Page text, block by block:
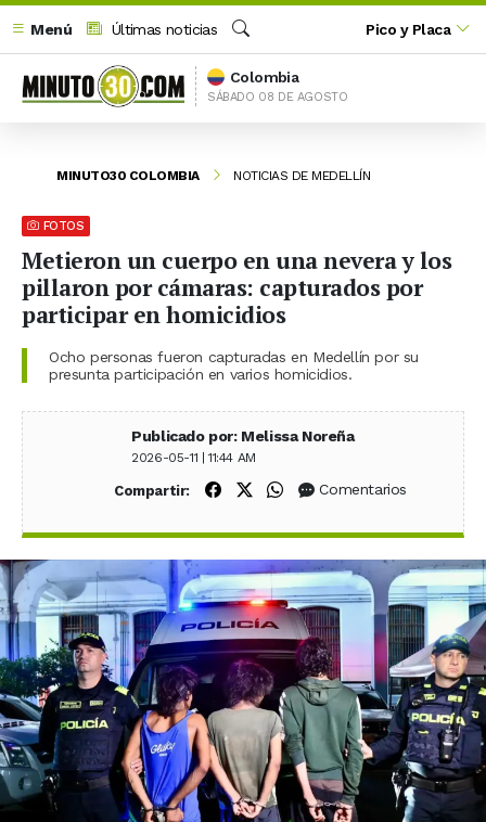
Menú
Últimas noticias
Buscar
Pico y Placa
Colombia
SÁBADO 08 DE AGOSTO
MINUTO30 COLOMBIA NOTICIAS DE MEDELLÍN
FOTOS
Metieron un cuerpo en una nevera y los
pillaron por cámaras: capturados por
participar en homicidios
Ocho personas fueron capturadas en Medellín por su
presunta participación en varios homicidios.
Publicado por: Melissa Noreña
2026-05-11 | 11:44 AM
Compartir: Compartir en Facebook
Compartir en X (Twitter)
Compartir en WhatsApp
Comentarios